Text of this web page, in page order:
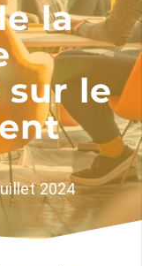
la
sur le
2024